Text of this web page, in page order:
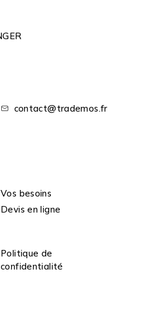
contact@trademos.fr
Vos besoins
Devis en ligne
Politique de
confidentialité